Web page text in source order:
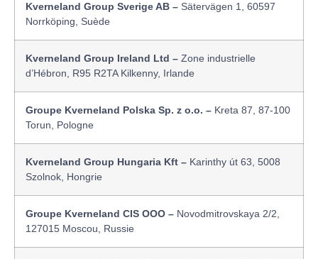
Kverneland Group Sverige AB – Sätervägen 1, 60597
Norrköping, Suède
Kverneland Group Ireland Ltd – Zone industrielle
d’Hébron, R95 R2TA Kilkenny, Irlande
Groupe Kverneland Polska Sp. z o.o. – Kreta 87, 87-100
Torun, Pologne
Kverneland Group Hungaria Kft – Karinthy út 63, 5008
Szolnok, Hongrie
Groupe Kverneland CIS OOO – Novodmitrovskaya 2/2,
127015 Moscou, Russie